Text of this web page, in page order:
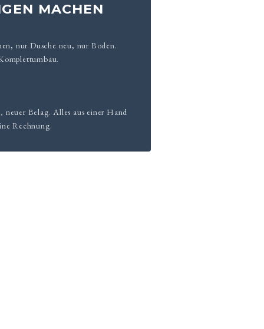
MACHEN
nur Dusche neu, nur Boden.
Belag. Alles aus einer Hand
Rechnung.